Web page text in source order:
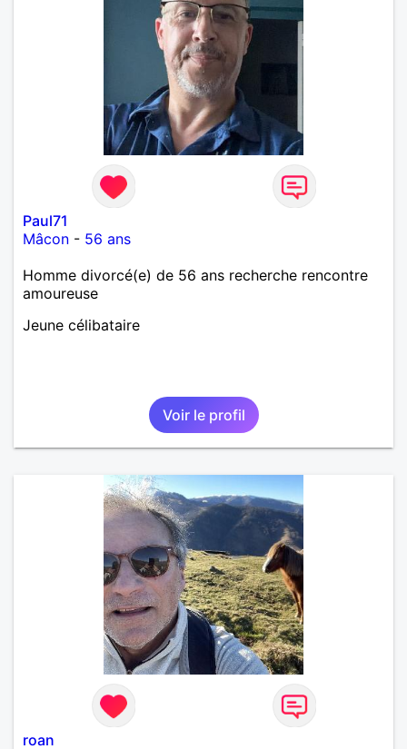
Paul71
Mâcon - 56 ans
Homme divorcé(e) de 56 ans recherche rencontre
amoureuse
Jeune célibataire
Voir le profil
roan